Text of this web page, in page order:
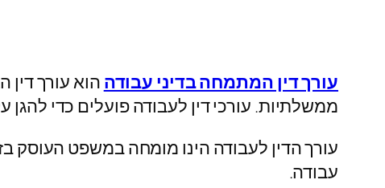
עורך דין המתמחה בדיני עבודה הוא עורך דין
ממשלתיות. עורכי דין לעבודה פועלים כדי
עורך הדין לעבודה הינו מומחה במשפט העוסק
עבודה.